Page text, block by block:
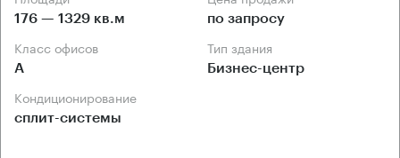
176 — 1329 кв.м по запросу
Класс офисов
А
Тип здания
Бизнес-центр
Кондиционирование
сплит-системы